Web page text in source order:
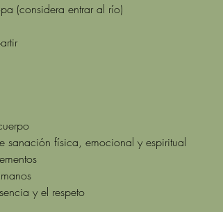
(considera entrar al río)
sanación física, emocional y espiritual
y el respeto